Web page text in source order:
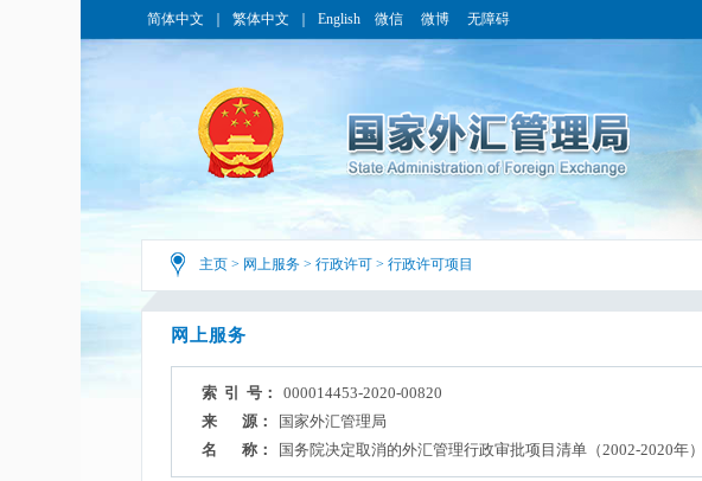
简体中文 繁体中文 English 微信 微博 无障碍
主页 > 网上服务 > 行政许可 > 行政许可项目
网上服务
索 引 号： 000014453-2020-00820
来 源：
国家外汇管理局
名 称：
国务院决定取消的外汇管理行政审批项目清单（2002-2020年）